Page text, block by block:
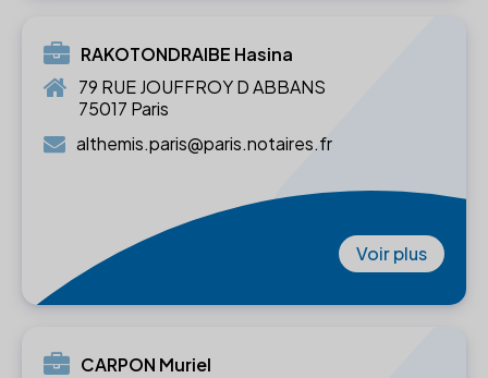
RAKOTONDRAIBE Hasina
79 RUE JOUFFROY D ABBANS
75017 Paris
althemis.paris@paris.notaires.fr
Voir plus
CARPON Muriel